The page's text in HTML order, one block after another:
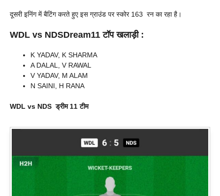
दूसरी इनिंग में बैटिंग करते हुए इस ग्राउंड पर स्कोर 163 रन का रहा है।
WDL vs NDSDream11 टॉप खलाड़ी :
K YADAV, K SHARMA
A DALAL, V RAWAL
V YADAV, M ALAM
N SAINI, H RANA
WDL vs NDSड्रीम 11 टीम